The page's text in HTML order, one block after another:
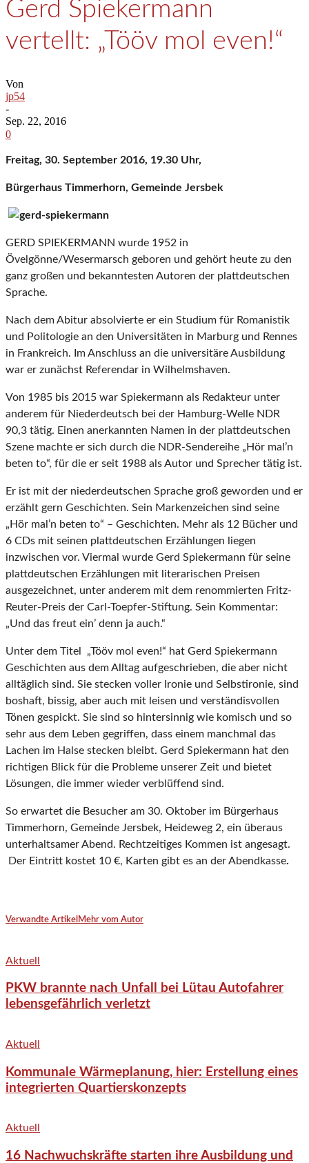
Gerd Spiekermann
vertellt: „Tööv mol even!“
Von
jp54
-
Sep. 22, 2016
0
Freitag, 30. September 2016, 19.30 Uhr,
Bürgerhaus Timmerhorn, Gemeinde Jersbek
GERD SPIEKERMANN wurde 1952 in
Övelgönne/Wesermarsch geboren und gehört heute zu den
ganz großen und bekanntesten Autoren der plattdeutschen
Sprache.
Nach dem Abitur absolvierte er ein Studium für Romanistik
und Politologie an den Universitäten in Marburg und Rennes
in Frankreich. Im Anschluss an die universitäre Ausbildung
war er zunächst Referendar in Wilhelmshaven.
Von 1985 bis 2015 war Spiekermann als Redakteur unter
anderem für Niederdeutsch bei der Hamburg-Welle NDR
90,3 tätig. Einen anerkannten Namen in der plattdeutschen
Szene machte er sich durch die NDR-Sendereihe „Hör mal’n
beten to“, für die er seit 1988 als Autor und Sprecher tätig ist.
Er ist mit der niederdeutschen Sprache groß geworden und er
erzählt gern Geschichten. Sein Markenzeichen sind seine
„Hör mal’n beten to“ – Geschichten. Mehr als 12 Bücher und
6 CDs mit seinen plattdeutschen Erzählungen liegen
inzwischen vor. Viermal wurde Gerd Spiekermann für seine
plattdeutschen Erzählungen mit literarischen Preisen
ausgezeichnet, unter anderem mit dem renommierten Fritz-
Reuter-Preis der Carl-Toepfer-Stiftung. Sein Kommentar:
„Und das freut ein’ denn ja auch.“
Unter dem Titel „Tööv mol even!“ hat Gerd Spiekermann
Geschichten aus dem Alltag aufgeschrieben, die aber nicht
alltäglich sind. Sie stecken voller Ironie und Selbstironie, sind
boshaft, bissig, aber auch mit leisen und verständisvollen
Tönen gespickt. Sie sind so hintersinnig wie komisch und so
sehr aus dem Leben gegriffen, dass einem manchmal das
Lachen im Halse stecken bleibt. Gerd Spiekermann hat den
richtigen Blick für die Probleme unserer Zeit und bietet
Lösungen, die immer wieder verblüffend sind.
So erwartet die Besucher am 30. Oktober im Bürgerhaus
Timmerhorn, Gemeinde Jersbek, Heideweg 2, ein überaus
unterhaltsamer Abend. Rechtzeitiges Kommen ist angesagt.
Der Eintritt kostet 10 €, Karten gibt es an der Abendkasse.
Verwandte Artikel Mehr vom Autor
Aktuell
PKW brannte nach Unfall bei Lütau Autofahrer
lebensgefährlich verletzt
Aktuell
Kommunale Wärmeplanung, hier: Erstellung eines
integrierten Quartierskonzepts
Aktuell
16 Nachwuchskräfte starten ihre Ausbildung und